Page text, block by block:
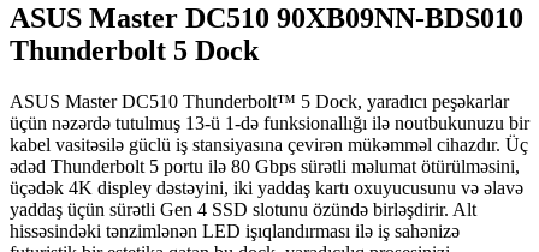
ASUS Master DC510 90XB09NN-BDS010
Thunderbolt 5 Dock
ASUS Master DC510 Thunderbolt™ 5 Dock, yaradıcı peşəkarlar
üçün nəzərdə tutulmuş 13-ü 1-də funksionallığı ilə noutbukunuzu bir
kabel vasitəsilə güclü iş stansiyasına çevirən mükəmməl cihazdır. Üç
ədəd Thunderbolt 5 portu ilə 80 Gbps sürətli məlumat ötürülməsini,
üçədək 4K displey dəstəyini, iki yaddaş kartı oxuyucusunu və əlavə
yaddaş üçün sürətli Gen 4 SSD slotunu özündə birləşdirir. Alt
hissəsindəki tənzimlənən LED işıqlandırması ilə iş sahənizə